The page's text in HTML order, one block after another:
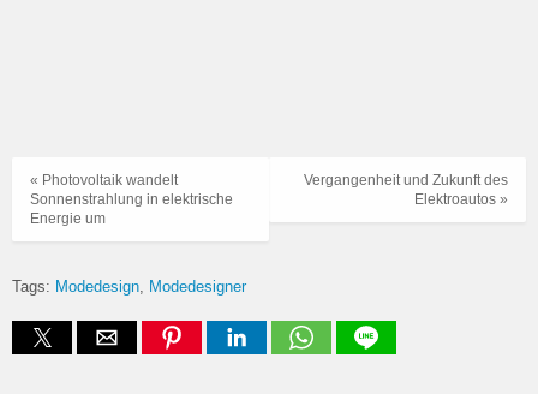
Vergangenheit und Zukunft des
Elektroautos »
« Photovoltaik wandelt
Sonnenstrahlung in elektrische
Energie um
Tags: Modedesign Modedesigner